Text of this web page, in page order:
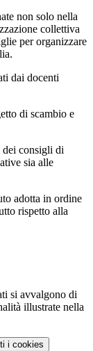
non solo nella
collettiva
per organizzare
dai docenti
di scambio e
dei consigli di
sia alle
adotta in ordine
rispetto alla
si avvalgono di
illustrate nella
i cookies